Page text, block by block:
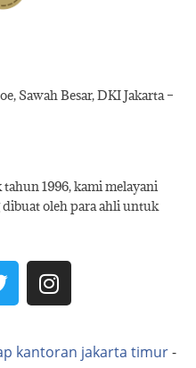
Sawah Besar, DKI Jakarta –
1996, kami melayani
oleh para ahli untuk
kantoran jakarta timur-